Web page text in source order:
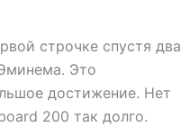
строчке спустя два
Это
достижение. Нет
200 так долго.